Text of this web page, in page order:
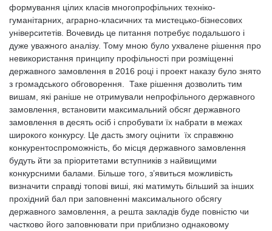
формування цілих класів многопрофільних техніко-
гуманітарних, аграрно-класичних та мистецько-бізнесових
університетів. Вочевидь це питання потребує подальшого і
дуже уважного аналізу. Тому мною було ухвалене рішення про
невикористання принципу профільності при розміщенні
державного замовлення в 2016 році і проект наказу було знято
з громадського обговорення. Таке рішення дозволить тим
вишам, які раніше не отримували непрофільного державного
замовлення, встановити максимальний обсяг державного
замовлення в десять осіб і спробувати їх набрати в межах
широкого конкурсу. Це дасть змогу оцінити їх справжню
конкурентоспроможність, бо місця державного замовлення
будуть йти за пріоритетами вступників з найвищими
конкурсними балами. Більше того, з’явиться можливість
визначити справді топові виші, які матимуть більший за інших
прохідний бал при заповненні максимального обсягу
державного замовлення, а решта закладів буде повністю чи
частково його заповнювати при приблизно однаковому